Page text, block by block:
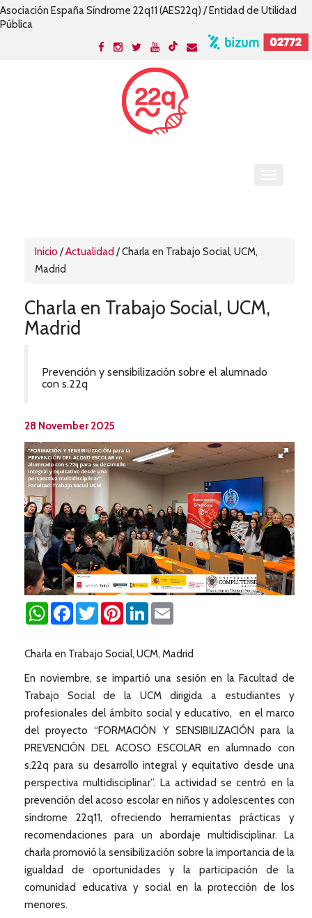
Asociación España Síndrome 22q11 (AES22q) / Entidad de Utilidad
Pública
Inicio /Actualidad /Charla en Trabajo Social, UCM,
Madrid
Charla en Trabajo Social, UCM,
Madrid
Prevención y sensibilización sobre el alumnado
con s.22q
28 November 2025
WhatsAppFacebookTwitterPinterestLinkedIn
Charla en Trabajo Social, UCM, Madrid
En noviembre, se impartió una sesión en la Facultad de
Trabajo Social de la UCM dirigida a estudiantes y
profesionales del ámbito social y educativo, en el marco
del proyecto “FORMACIÓN Y SENSIBILIZACIÓN para la
PREVENCIÓN DEL ACOSO ESCOLAR en alumnado con
s.22q para su desarrollo integral y equitativo desde una
perspectiva multidisciplinar”. La actividad se centró en la
prevención del acoso escolar en niños y adolescentes con
síndrome 22q11, ofreciendo herramientas prácticas y
recomendaciones para un abordaje multidisciplinar. La
charla promovió la sensibilización sobre la importancia de la
igualdad de oportunidades y la participación de la
comunidad educativa y social en la protección de los
menores.